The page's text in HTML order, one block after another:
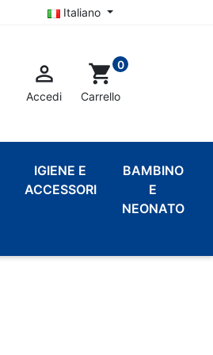
Italiano

Accedi
shopping_cart 0
Carrello
IGIENE E
ACCESSORI
BAMBINO
E
NEONATO